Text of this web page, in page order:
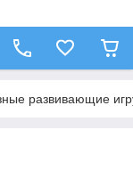
развивающие